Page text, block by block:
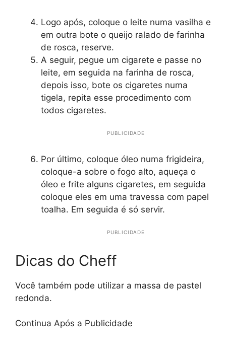
Logo após, coloque o leite numa vasilha e
em outra bote o queijo ralado de farinha
de rosca, reserve.
A seguir, pegue um cigarete e passe no
leite, em seguida na farinha de rosca,
depois isso, bote os cigaretes numa
tigela, repita esse procedimento com
todos cigaretes.
PUBLICIDADE
Por último, coloque óleo numa frigideira,
coloque-a sobre o fogo alto, aqueça o
óleo e frite alguns cigaretes, em seguida
coloque eles em uma travessa com papel
toalha. Em seguida é só servir.
PUBLICIDADE
Dicas do Cheff
Você também pode utilizar a massa de pastel
redonda.
Continua Após a Publicidade